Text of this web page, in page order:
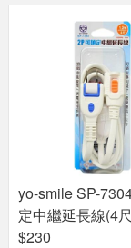
yo-smile SP-
定中繼延長線(4
$230